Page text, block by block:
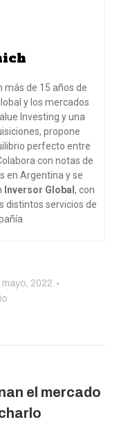
más de 15 años de
y los mercados
Investing y una
propone
perfecto entre
con notas de
en Argentina y se
Inversor Global , con
distintos servicios de
mayo, 2022
el mercado